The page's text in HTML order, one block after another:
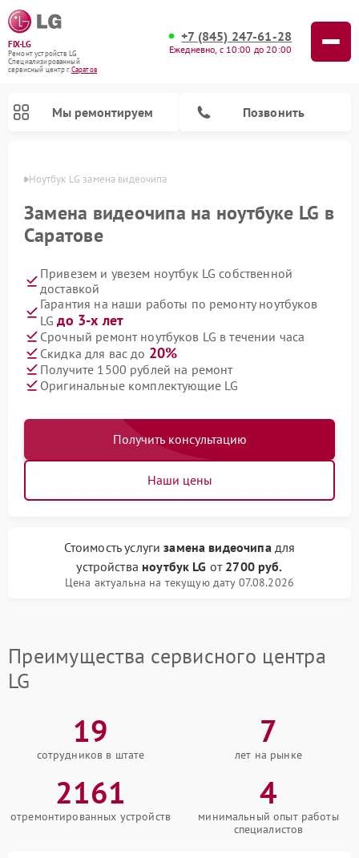
FIX-LG
Ремонт устройств LG
Специализированный
cервисный центр г.Саратов
+7 (845) 247-61-28
Ежедневно, с 10:00 до 20:00
Мы ремонтируем Позвонить
Ноутбук LG замена видеочипа
Замена видеочипа на ноутбуке LG в
Саратове
Привезем и увезем ноутбук LG собственной
доставкой
Гарантия на наши работы по ремонту ноутбуков
LGдо 3-х лет
Срочный ремонт ноутбуков LG в течении часа
Скидка для вас до 20%
Получите 1500 рублей на ремонт
Оригинальные комплектующие LG
Получить консультацию
Наши цены
Стоимость услугизамена видеочипадля
устройства ноутбук LG от 2700 руб.
Цена актуальна на текущую дату 07.08.2026
Преимущества сервисного центра
LG
19
сотрудников в штате
7
лет на рынке
2161
отремонтированных устройств
4
минимальный опыт работы
специалистов